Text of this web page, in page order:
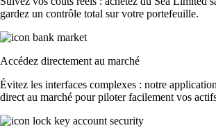
gardez un contrôle total sur votre portefeuille.
Accédez directement au marché
Évitez les interfaces complexes : notre
direct au marché pour piloter facilement vos